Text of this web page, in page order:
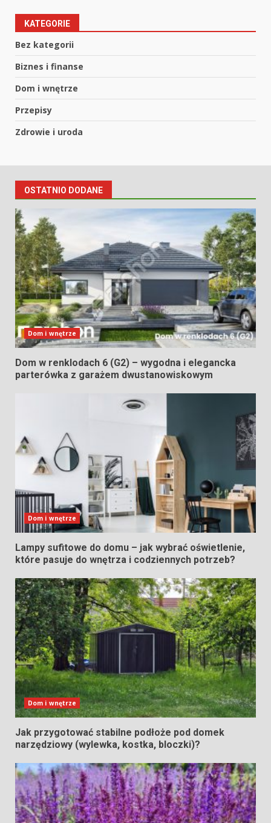
KATEGORIE
Bez kategorii
Biznes i finanse
Dom i wnętrze
Przepisy
Zdrowie i uroda
OSTATNIO DODANE
Dom i wnętrze
Dom w renklodach 6 (G2) – wygodna i elegancka
parterówka z garażem dwustanowiskowym
Dom i wnętrze
Lampy sufitowe do domu – jak wybrać oświetlenie,
które pasuje do wnętrza i codziennych potrzeb?
Dom i wnętrze
Jak przygotować stabilne podłoże pod domek
narzędziowy (wylewka, kostka, bloczki)?